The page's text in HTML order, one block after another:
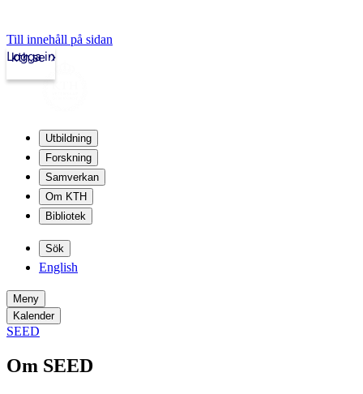
Till innehåll på sidan
kth.se
Logga in
Utbildning
Forskning
Samverkan
Om KTH
Bibliotek
Sök
English
Meny
Kalender
SEED
Om SEED